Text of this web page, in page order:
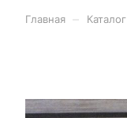
Главная Каталог